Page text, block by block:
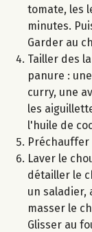
tomate, les
minutes.
Garder au
Tailler des
panure :
curry, une
les
l'huile de
Préchauffer
Laver le
détailler le
un saladier,
masser le
Glisser au